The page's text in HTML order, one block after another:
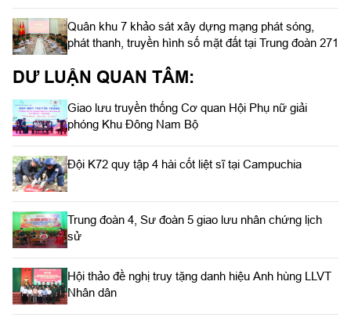
Quân khu 7 khảo sát xây dựng mạng phát sóng,
phát thanh, truyền hình số mặt đất tại Trung đoàn 271
DƯ LUẬN QUAN TÂM:
Giao lưu truyền thống Cơ quan Hội Phụ nữ giải
phóng Khu Đông Nam Bộ
Đội K72 quy tập 4 hài cốt liệt sĩ tại Campuchia
Trung đoàn 4, Sư đoàn 5 giao lưu nhân chứng lịch
sử
Hội thảo đề nghị truy tặng danh hiệu Anh hùng LLVT
Nhân dân